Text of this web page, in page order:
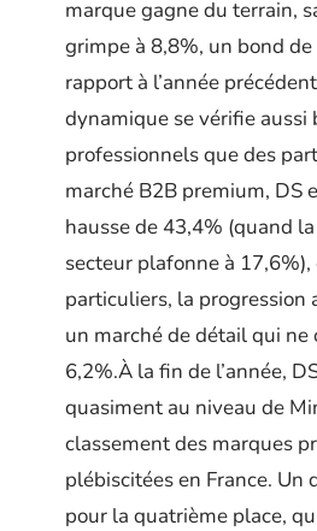
marque gagne du terrain,
grimpe à 8,8%, un bond
rapport à l’année
dynamique se vérifie aussi
professionnels que des
marché B2B premium, DS
hausse de 43,4% (quand
secteur plafonne à
particuliers, la progression
un marché de détail qui ne
6,2%.À la fin de l’année,
quasiment au niveau de
classement des marques
plébiscitées en France. Un
pour la quatrième place,